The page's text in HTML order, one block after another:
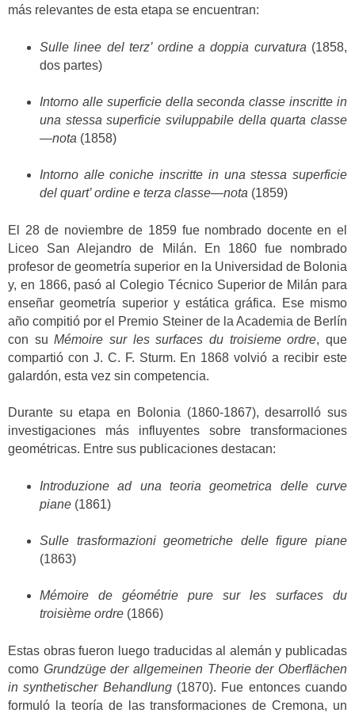
más relevantes de esta etapa se encuentran:
Sulle linee del terz’ ordine a doppia curvatura (1858,
dos partes)
Intorno alle superficie della seconda classe inscritte in
una stessa superficie sviluppabile della quarta classe
—nota (1858)
Intorno alle coniche inscritte in una stessa superficie
del quart’ ordine e terza classe—nota (1859)
El 28 de noviembre de 1859 fue nombrado docente en el
Liceo San Alejandro de Milán. En 1860 fue nombrado
profesor de geometría superior en la Universidad de Bolonia
y, en 1866, pasó al Colegio Técnico Superior de Milán para
enseñar geometría superior y estática gráfica. Ese mismo
año compitió por el Premio Steiner de la Academia de Berlín
con suMémoire sur les surfaces du troisieme ordre, que
compartió con J. C. F. Sturm. En 1868 volvió a recibir este
galardón, esta vez sin competencia.
Durante su etapa en Bolonia (1860-1867), desarrolló sus
investigaciones más influyentes sobre transformaciones
geométricas. Entre sus publicaciones destacan:
Introduzione ad una teoria geometrica delle curve
piane (1861)
Sulle trasformazioni geometriche delle figure piane
(1863)
Mémoire de géométrie pure sur les surfaces du
troisième ordre (1866)
Estas obras fueron luego traducidas al alemán y publicadas
como Grundzüge der allgemeinen Theorie der Oberflächen
in synthetischer Behandlung(1870). Fue entonces cuando
formuló la teoría de las transformaciones de Cremona, un